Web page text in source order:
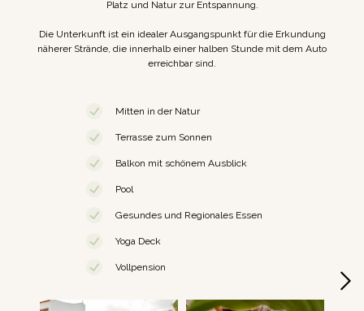
Platz und Natur zur Entspannung.
Die Unterkunft ist ein idealer Ausgangspunkt für die Erkundung
näherer Strände, die innerhalb einer halben Stunde mit dem Auto
erreichbar sind.
Mitten in der Natur
Terrasse zum Sonnen
Balkon mit schönem Ausblick
Pool
Gesundes und Regionales Essen
Yoga Deck
Vollpension